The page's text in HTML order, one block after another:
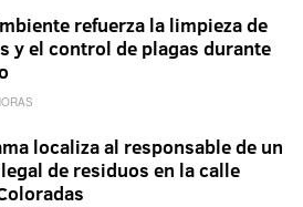
refuerza la limpieza de
y el control de plagas durante
localiza al responsable de un
de residuos en la calle